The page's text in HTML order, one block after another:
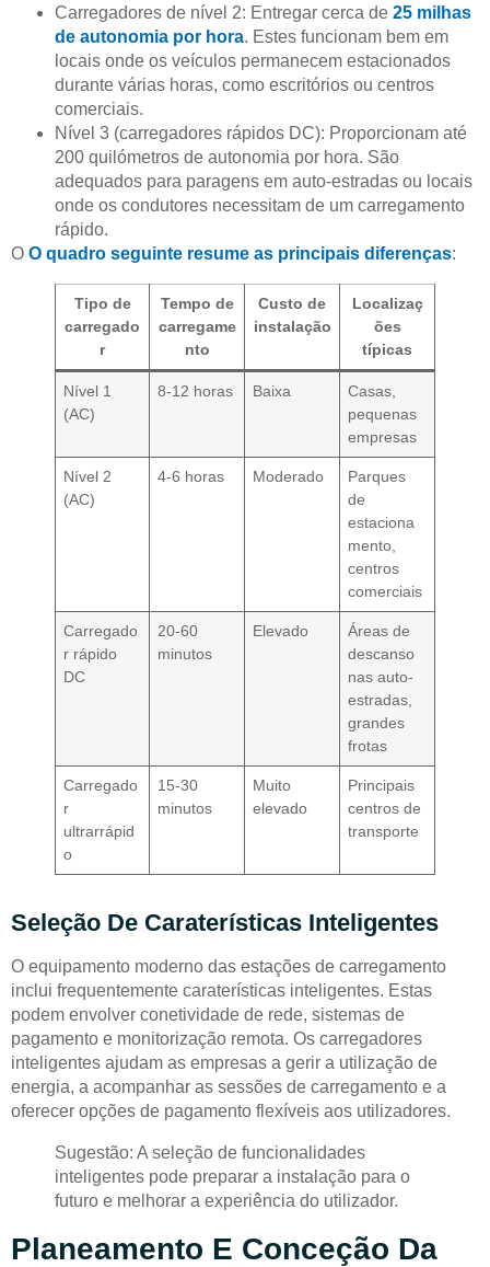
Carregadores de nível 2: Entregar cerca de 25 milhas
de autonomia por hora. Estes funcionam bem em
locais onde os veículos permanecem estacionados
durante várias horas, como escritórios ou centros
comerciais.
Nível 3 (carregadores rápidos DC): Proporcionam até
200 quilómetros de autonomia por hora. São
adequados para paragens em auto-estradas ou locais
onde os condutores necessitam de um carregamento
rápido.
O O quadro seguinte resume as principais diferenças:
Tipo de
carregado
r
Tempo de
carregame
nto
Custo de
instalação
Localizaç
ões
típicas
Nível 1
(AC)
8-12 horas Baixa
Casas,
pequenas
empresas
Nível 2
(AC)
4-6 horas Moderado
Parques
de
estaciona
mento,
centros
comerciais
Carregado
r rápido
DC
20-60
minutos
Elevado
Áreas de
descanso
nas auto-
estradas,
grandes
frotas
Carregado
r
ultrarrápid
o
15-30
minutos
Muito
elevado
Principais
centros de
transporte
Seleção De Caraterísticas Inteligentes
O equipamento moderno das estações de carregamento
inclui frequentemente caraterísticas inteligentes. Estas
podem envolver conetividade de rede, sistemas de
pagamento e monitorização remota. Os carregadores
inteligentes ajudam as empresas a gerir a utilização de
energia, a acompanhar as sessões de carregamento e a
oferecer opções de pagamento flexíveis aos utilizadores.
Sugestão: A seleção de funcionalidades
inteligentes pode preparar a instalação para o
futuro e melhorar a experiência do utilizador.
Planeamento E Conceção Da